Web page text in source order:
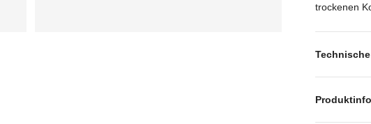
trockenen